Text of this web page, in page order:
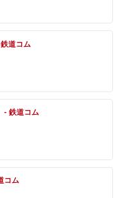
道コム
- 鉄道コム
コム